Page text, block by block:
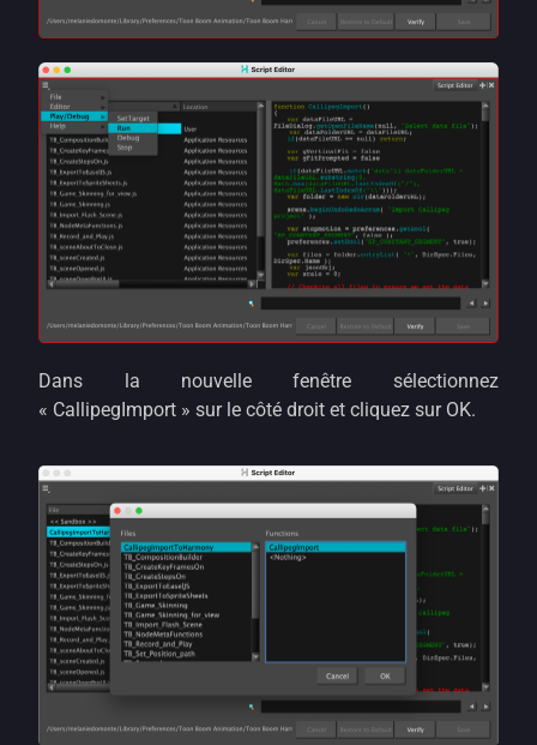
Dans la nouvelle fenêtre sélectionnez
« CallipegImport » sur le côté droit et cliquez sur OK.